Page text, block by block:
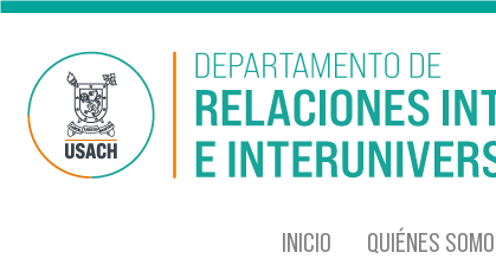
Pasar al contenido principal
INICIO QUIÉNES